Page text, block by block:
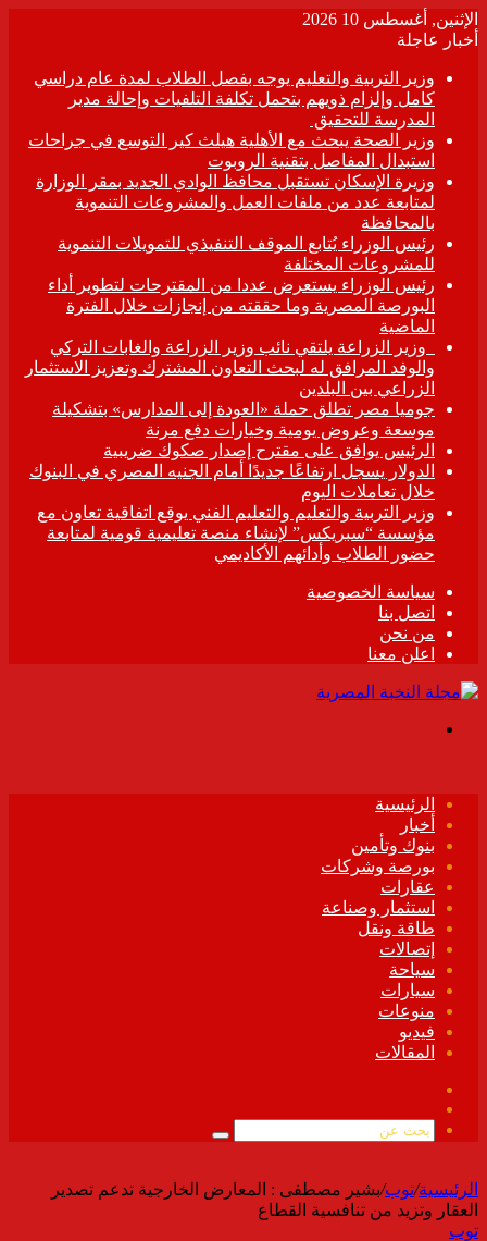
الإثنين, أغسطس 10 2026
أخبار عاجلة
وزير التربية والتعليم يوجه بفصل الطلاب لمدة عام دراسي
كامل وإلزام ذويهم بتحمل تكلفة التلفيات وإحالة مدير
المدرسة للتحقيق
وزير الصحة يبحث مع الأهلية هيلث كير التوسع في جراحات
استبدال المفاصل بتقنية الروبوت
وزيرة الإسكان تستقبل محافظ الوادي الجديد بمقر الوزارة
لمتابعة عدد من ملفات العمل والمشروعات التنموية
بالمحافظة
رئيس الوزراء يُتابع الموقف التنفيذي للتمويلات التنموية
للمشروعات المختلفة
رئيس الوزراء يستعرض عددا من المقترحات لتطوير أداء
البورصة المصرية وما حققته من إنجازات خلال الفترة
الماضية
وزير الزراعة يلتقي نائب وزير الزراعة والغابات التركي
والوفد المرافق له لبحث التعاون المشترك وتعزيز الاستثمار
الزراعي بين البلدين
جوميا مصر تطلق حملة «العودة إلى المدارس» بتشكيلة
موسعة وعروض يومية وخيارات دفع مرنة
الرئيس يوافق على مقترح إصدار صكوك ضريبية
الدولار يسجل ارتفاعًا جديدًا أمام الجنيه المصري في البنوك
خلال تعاملات اليوم
وزير التربية والتعليم والتعليم الفني يوقع اتفاقية تعاون مع
مؤسسة “سبريكس” لإنشاء منصة تعليمية قومية لمتابعة
حضور الطلاب وأدائهم الأكاديمي
سياسة الخصوصية
اتصل بنا
من نحن
اعلن معنا
الرئيسية
أخبار
بنوك وتأمين
بورصة وشركات
عقارات
استثمار وصناعة
طاقة ونقل
إتصالات
سياحة
سيارات
منوعات
فيديو
المقالات
الموقع
بحث
الرئيسية/توب/بشير مصطفى : المعارض الخارجية تدعم تصدير
العقار وتزيد من تنافسية القطاع
توب